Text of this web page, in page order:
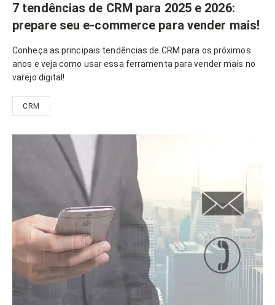
7 tendências de CRM para 2025 e 2026:
prepare seu e-commerce para vender mais!
Conheça as principais tendências de CRM para os próximos
anos e veja como usar essa ferramenta para vender mais no
varejo digital!
CRM